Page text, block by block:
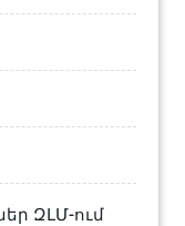
ԶԼՄ-ում